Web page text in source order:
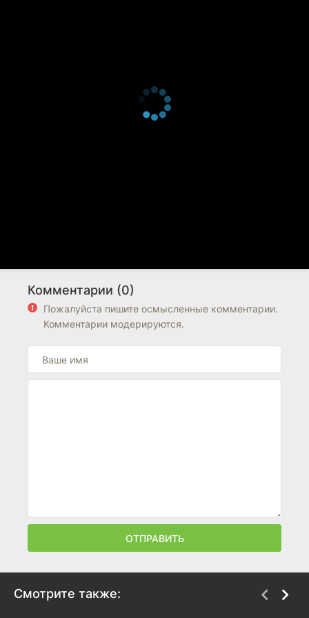
Комментарии (0)
Пожалуйста пишите осмысленные комментарии.
Комментарии модерируются.
ОТПРАВИТЬ
Смотрите также: